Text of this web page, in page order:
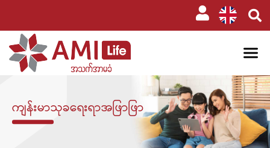
ကျန်းမာသုခရေးရာအဖြာဖြာ